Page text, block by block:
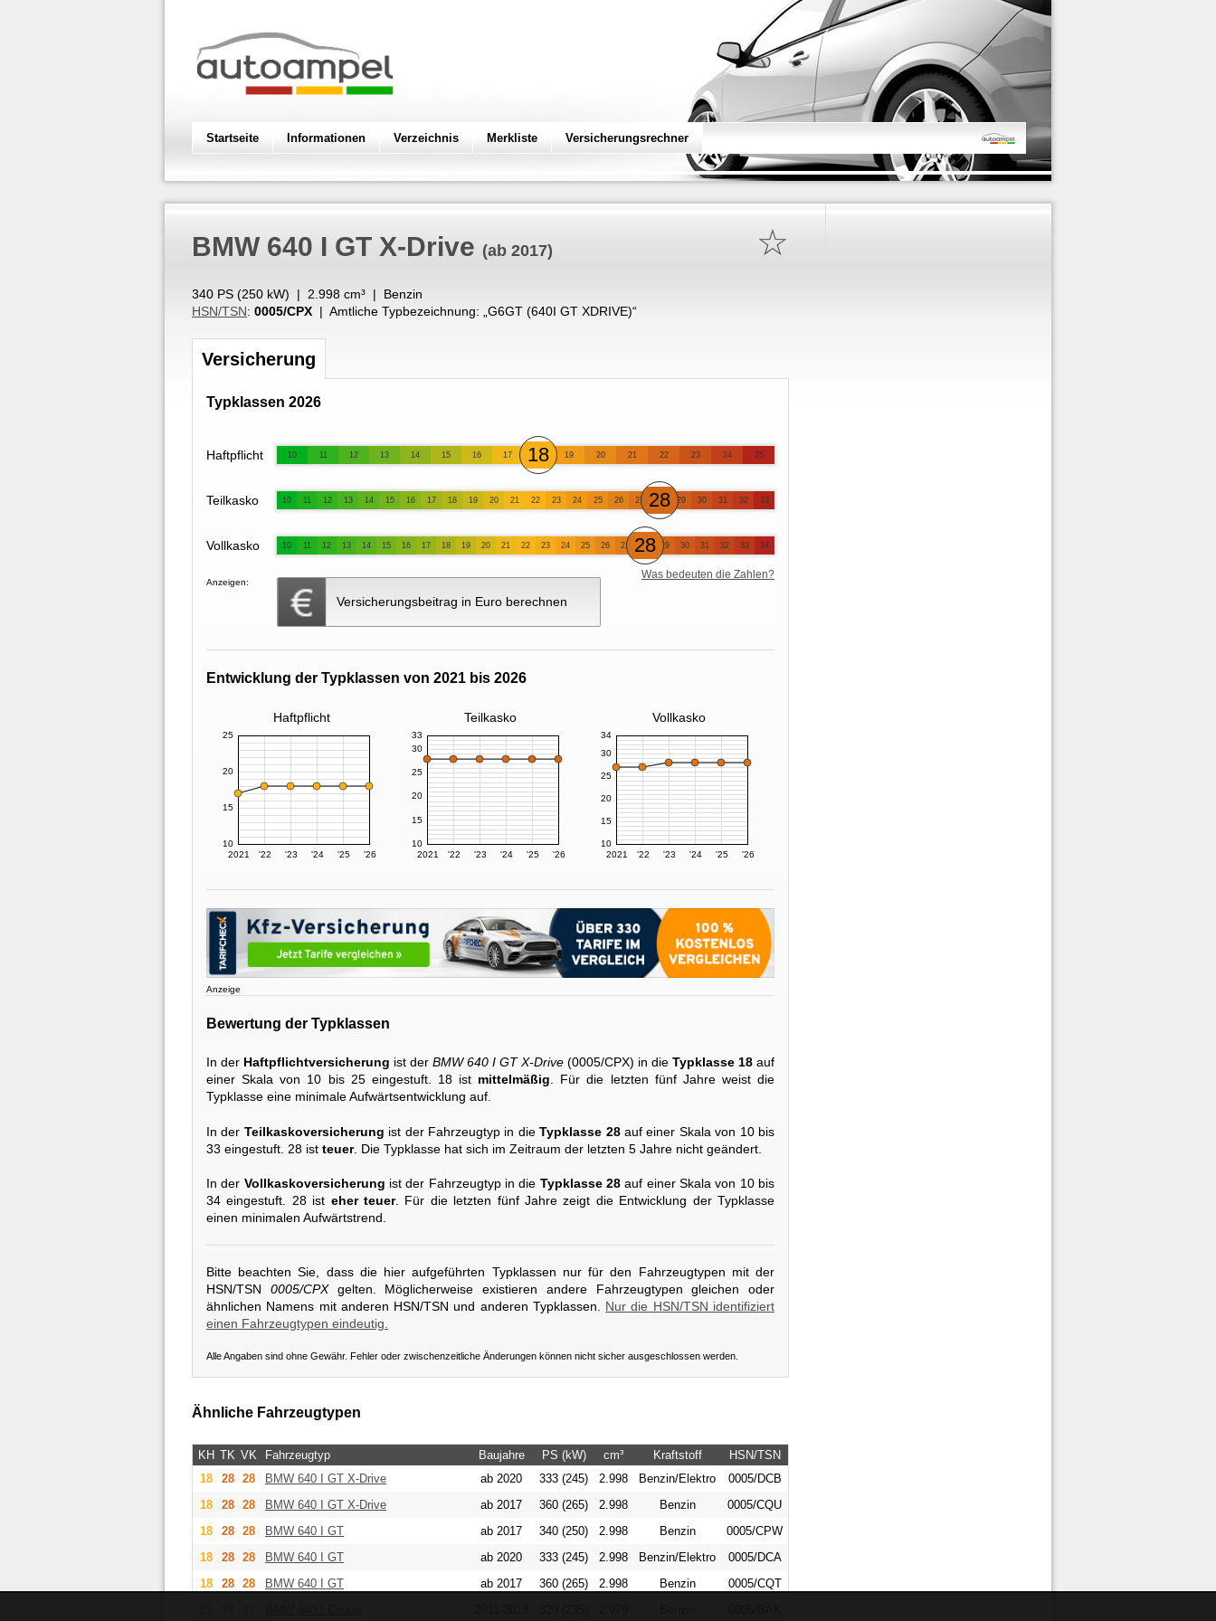
Startseite Informationen Verzeichnis Merkliste Versicherungsrechner
☆
BMW 640 I GT X-Drive (ab 2017)
340 PS (250 kW) | 2.998 cm³ | Benzin
HSN/TSN: 0005/CPX | Amtliche Typbezeichnung: „ G6GT (640I GT XDRIVE)“
Versicherung
Typklassen 2026
Haftpflicht 10 11 12 13 14 15 16 17 18 19 20 21 22 23 24 25
Teilkasko 10 11 12 13 14 15 16 17 18 19 20 21 22 23 24 25 26 27 28 29 30 31 32 33
Vollkasko 10 11 12 13 14 15 16 17 18 19 20 21 22 23 24 25 26 27 28 29 30 31 32 33 34
Anzeigen:
Versicherungsbeitrag in Euro berechnen
Was bedeuten die Zahlen?
Entwicklung der Typklassen von 2021 bis 2026
Haftpflicht Teilkasko Vollkasko
2021 '22 '23 '24 '25 '26
10
15
20
25
2021 '22 '23 '24 '25 '26
10
15
20
25
30
33
2021 '22 '23 '24 '25 '26
10
15
20
25
30
34
Anzeige
Bewertung der Typklassen
In der Haftpflichtversicherung ist der BMW 640 I GT X-Drive (0005/CPX) in die Typklasse 18 auf
einer Skala von 10 bis 25 eingestuft. 18 ist mittelmäßig . Für die letzten fünf Jahre weist die
Typklasse eine minimale Aufwärtsentwicklung auf.
In der Teilkaskoversicherung ist der Fahrzeugtyp in dieTypklasse 28auf einer Skala von 10 bis
33 eingestuft. 28 ist teuer. Die Typklasse hat sich im Zeitraum der letzten 5 Jahre nicht geändert.
In der Vollkaskoversicherung ist der Fahrzeugtyp in die Typklasse 28 auf einer Skala von 10 bis
34 eingestuft. 28 ist eher teuer. Für die letzten fünf Jahre zeigt die Entwicklung der Typklasse
einen minimalen Aufwärtstrend.
Bitte beachten Sie, dass die hier aufgeführten Typklassen nur für den Fahrzeugtypen mit der
HSN/TSN 0005/CPXgelten. Möglicherweise existieren andere Fahrzeugtypen gleichen oder
ähnlichen Namens mit anderen HSN/TSN und anderen Typklassen. Nur die HSN/TSN identifiziert
einen Fahrzeugtypen eindeutig.
Alle Angaben sind ohne Gewähr. Fehler oder zwischenzeitliche Änderungen können nicht sicher ausgeschlossen werden.
Ähnliche Fahrzeugtypen
KH TK VK Fahrzeugtyp Baujahre PS (kW) cm³ Kraftstoff
HSN/TSN
18
28 28 BMW 640 I GT X-Drive ab 2020 333 (245) 2.998 Benzin/Elektro
0005/DCB
18
28 28 BMW 640 I GT X-Drive ab 2017 360 (265) 2.998 Benzin
0005/CQU
18
28 28 BMW 640 I GT ab 2017 340 (250) 2.998 Benzin
0005/CPW
18
28 28 BMW 640 I GT ab 2020 333 (245) 2.998 Benzin/Elektro
0005/DCA
18
28 28 BMW 640 I GT ab 2017 360 (265) 2.998 Benzin
0005/CQT